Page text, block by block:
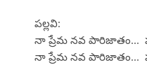
పల్లవి:
నా ప్రేమ నవ పారిజాతం...
నా ప్రేమ నవ పారిజాతం...